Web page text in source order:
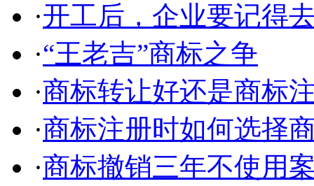
·开工后，企业要记得
·“王老吉”商标之争
·商标转让好还是商标
·商标注册时如何选择
·商标撤销三年不使用